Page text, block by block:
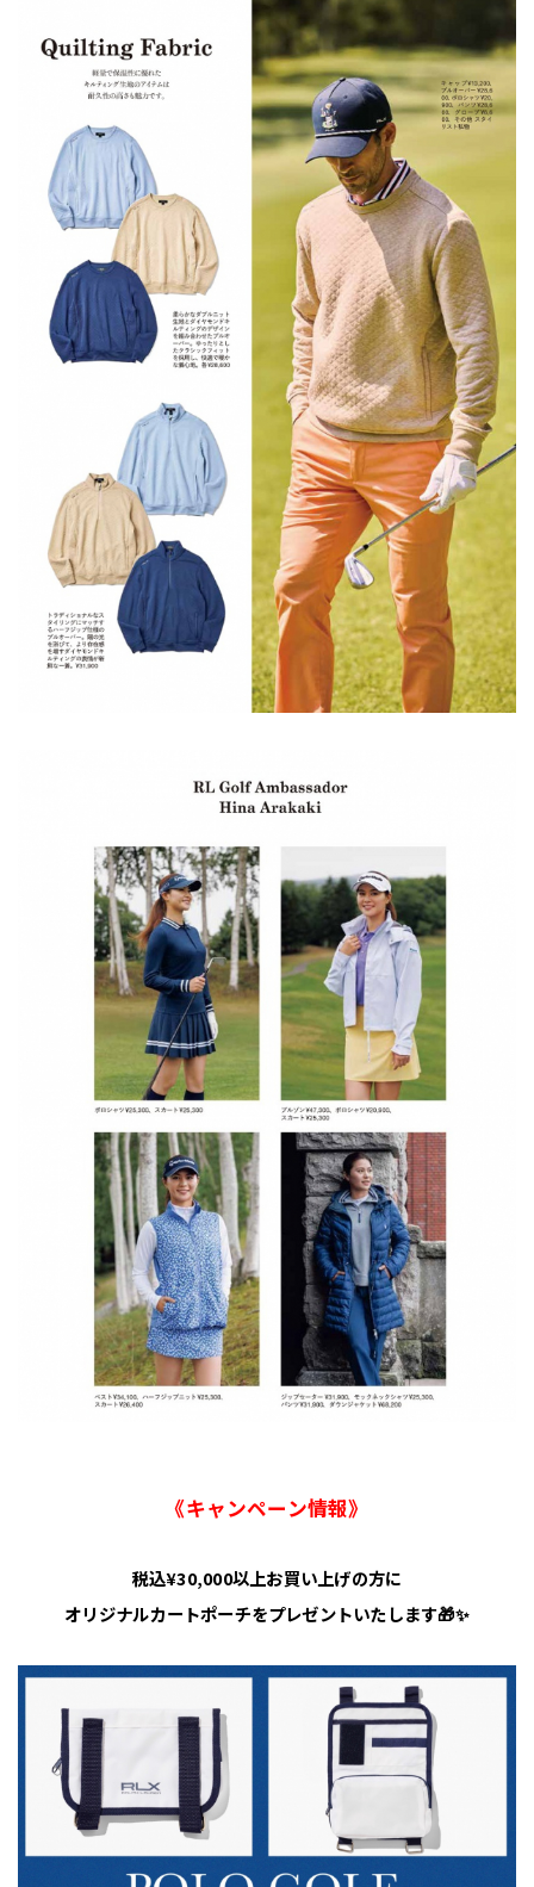
《キャンペーン情報》
税込¥30,000以上お買い上げの方に
オリジナルカートポーチをプレゼントいたします🎁✨